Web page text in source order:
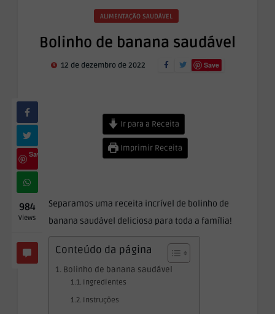
ALIMENTAÇÃO SAUDÁVEL
Bolinho de banana saudável
12 de dezembro de 2022 Save
Save
984
Views
Ir para a Receita
Imprimir Receita
Separamos uma receita incrível de bolinho de
banana saudável deliciosa para toda a família!
Conteúdo da página
Bolinho de banana saudável
Ingredientes
Instruções